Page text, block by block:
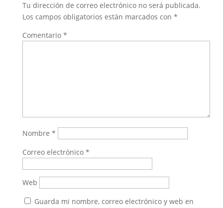
Tu dirección de correo electrónico no será publicada.
Los campos obligatorios están marcados con *
Comentario *
Nombre *
Correo electrónico *
Web
Guarda mi nombre, correo electrónico y web en